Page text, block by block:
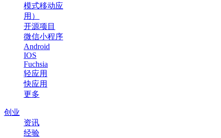
模式移动应
用）
开源项目
微信小程序
Android
IOS
Fuchsia
轻应用
快应用
更多
创业
资讯
经验